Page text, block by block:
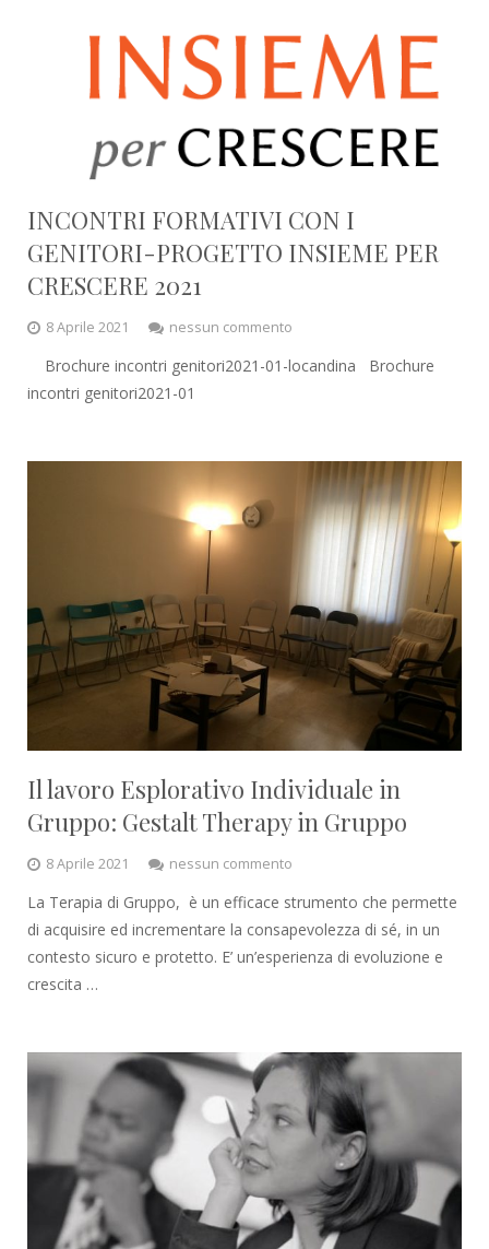
INCONTRI FORMATIVI CON I
GENITORI-PROGETTO INSIEME PER
CRESCERE 2021
8 Aprile 2021 nessun commento
Brochure incontri genitori2021-01-locandina Brochure
incontri genitori2021-01
Il lavoro Esplorativo Individuale in
Gruppo: Gestalt Therapy in Gruppo
8 Aprile 2021 nessun commento
La Terapia di Gruppo, è un efficace strumento che permette
di acquisire ed incrementare la consapevolezza di sé, in un
contesto sicuro e protetto. E’ un’esperienza di evoluzione e
crescita …